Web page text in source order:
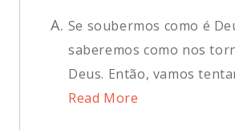
A. Se soubermos como é
saberemos como nos
Deus. Então, vamos
Read More